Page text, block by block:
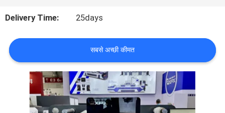
का
दौरा
गुणवत्ता
नियंत्रण
Delivery Time: 25days
सबसे अच्छी कीमत